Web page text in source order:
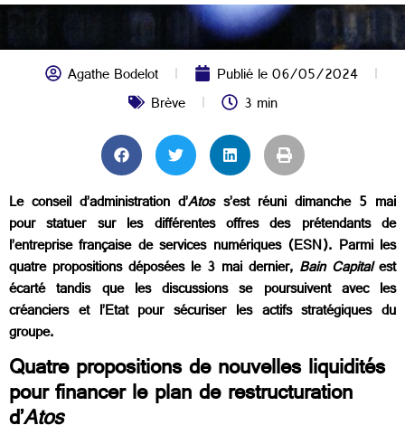
Agathe Bodelot Publié le06/05/2024
Brève
3 min
Le conseil d’administration d’Atoss’est réuni dimanche 5 mai
pour statuer sur les différentes offres des prétendants de
l’entreprise française de services numériques (ESN). Parmi les
quatre propositions déposées le 3 mai dernier, Bain Capitalest
écarté tandis que les discussions se poursuivent avec les
créanciers et l’Etat pour sécuriser les actifs stratégiques du
groupe.
Quatre propositions de nouvelles liquidités
pour financer le plan de restructuration
d’Atos